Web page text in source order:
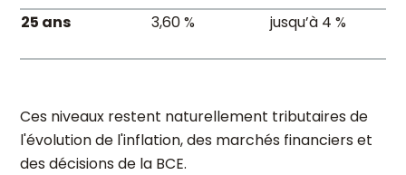
25 ans 3,60 % jusqu’à 4 %
Ces niveaux restent naturellement tributaires de
l'évolution de l'inflation, des marchés financiers et
des décisions de la BCE.